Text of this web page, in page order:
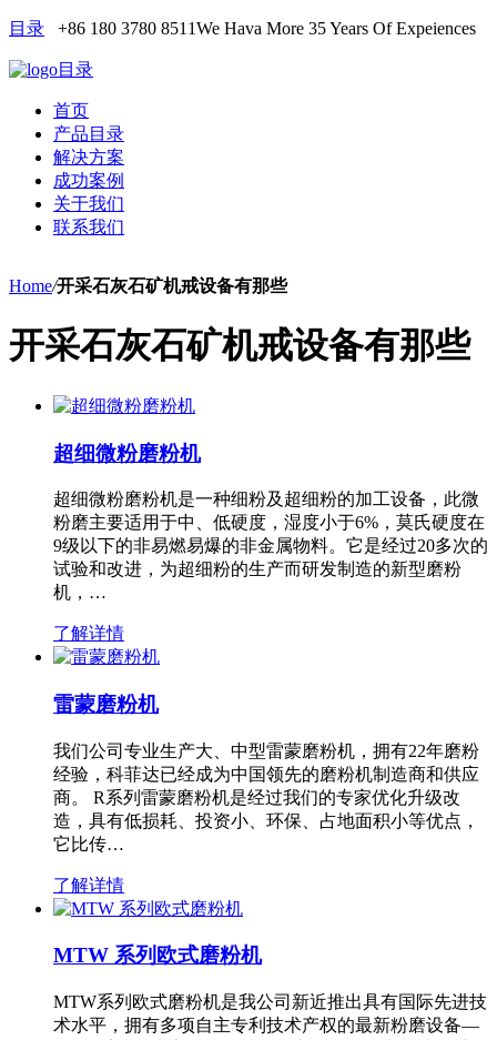
目录 +86 180 3780 8511We Hava More 35 Years Of Expeiences
目录
首页
产品目录
解决方案
成功案例
关于我们
联系我们
Home/开采石灰石矿机戒设备有那些
开采石灰石矿机戒设备有那些
超细微粉磨粉机
超细微粉磨粉机是一种细粉及超细粉的加工设备，此微
粉磨主要适用于中、低硬度，湿度小于6%，莫氏硬度在
9级以下的非易燃易爆的非金属物料。它是经过20多次的
试验和改进，为超细粉的生产而研发制造的新型磨粉
机，…
了解详情
雷蒙磨粉机
我们公司专业生产大、中型雷蒙磨粉机，拥有22年磨粉
经验，科菲达已经成为中国领先的磨粉机制造商和供应
商。 R系列雷蒙磨粉机是经过我们的专家优化升级改
造，具有低损耗、投资小、环保、占地面积小等优点，
它比传…
了解详情
MTW 系列欧式磨粉机
MTW系列欧式磨粉机是我公司新近推出具有国际先进技
术水平，拥有多项自主专利技术产权的最新粉磨设备—